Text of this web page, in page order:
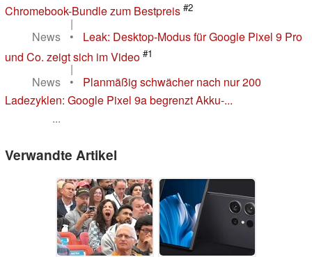
Chromebook-Bundle zum Bestpreis #2
|
News
•
Leak: Desktop-Modus für Google Pixel 9 Pro
und Co. zeigt sich im Video #1
|
News
•
Planmäßig schwächer nach nur 200
Ladezyklen: Google Pixel 9a begrenzt Akku-...
...
Verwandte Artikel